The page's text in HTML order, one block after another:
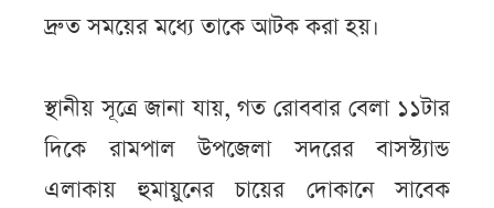
দ্রুত সময়ের মধ্যে তাকে আটক করা হয়।
স্থানীয় সূত্রে জানা যায়, গত রোববার বেলা ১১টার
দিকে রামপাল উপজেলা সদরের বাসস্ট্যান্ড
এলাকায় হুমায়ুনের চায়ের দোকানে সাবেক